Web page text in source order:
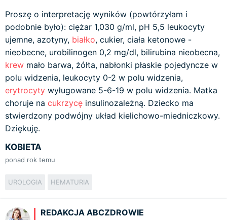
Proszę o interpretację wyników (powtórzyłam i
podobnie było): ciężar 1,030 g/ml, pH 5,5 leukocyty
ujemne, azotyny, białko, cukier, ciała ketonowe -
nieobecne, urobilinogen 0,2 mg/dl, bilirubina nieobecna,
krew mało barwa, żółta, nabłonki płaskie pojedyncze w
polu widzenia, leukocyty 0-2 w polu widzenia,
erytrocyty wyługowane 5-6-19 w polu widzenia. Matka
choruje na cukrzycę insulinozależną. Dziecko ma
stwierdzony podwójny układ kielichowo-miedniczkowy.
Dziękuję.
KOBIETA
ponad rok temu
UROLOGIA HEMATURIA
REDAKCJA ABCZDROWIE